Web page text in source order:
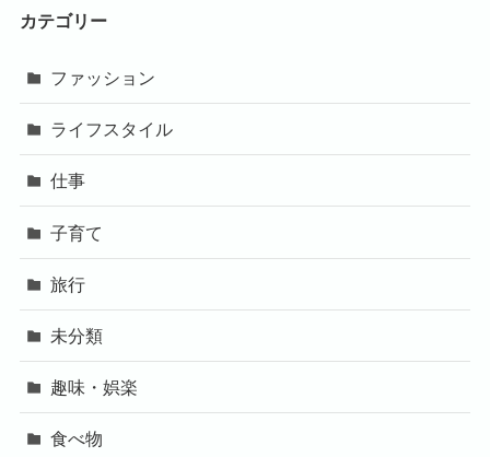
カテゴリー
ファッション
ライフスタイル
仕事
子育て
旅行
未分類
趣味・娯楽
食べ物